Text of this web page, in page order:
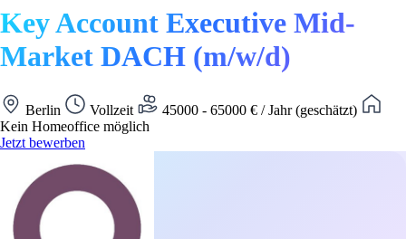
Key Account Executive Mid-
Market DACH (m/w/d)
Berlin Vollzeit
45000 - 65000 € / Jahr (geschätzt)
Kein Homeoffice möglich
Jetzt bewerben